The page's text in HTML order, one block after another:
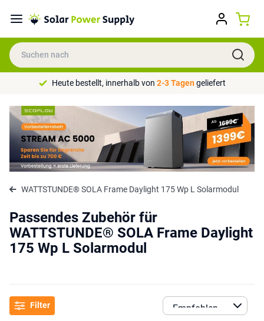
Heute bestellt, innerhalb von 2-3 Tagengeliefert
WATTSTUNDE® SOLA Frame Daylight 175 Wp L Solarmodul
Passendes Zubehör für
WATTSTUNDE® SOLA Frame Daylight
175 Wp L Solarmodul
Filter